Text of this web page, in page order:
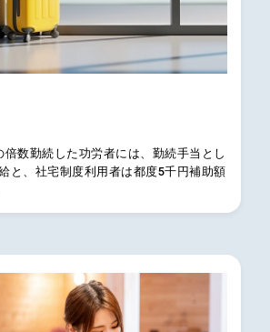
倍数勤続した功労者には、勤続手当とし
と、社宅制度利用者は都度5千円補助額